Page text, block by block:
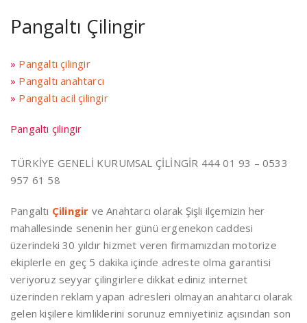
Pangaltı Çilingir
» Pangaltı çilingir
» Pangaltı anahtarcı
» Pangaltı acil çilingir
Pangaltı çilingir
TÜRKİYE GENELİ KURUMSAL ÇİLİNGİR 444 01 93 – 0533
957 61 58
Pangaltı Çilingir ve Anahtarcı olarak Şişli ilçemizin her
mahallesinde senenin her günü ergenekon caddesi
üzerindeki 30 yıldır hizmet veren firmamızdan motorize
ekiplerle en geç 5 dakika içinde adreste olma garantisi
veriyoruz seyyar çilingirlere dikkat ediniz internet
üzerinden reklam yapan adresleri olmayan anahtarcı olarak
gelen kişilere kimliklerini sorunuz emniyetiniz açısından son